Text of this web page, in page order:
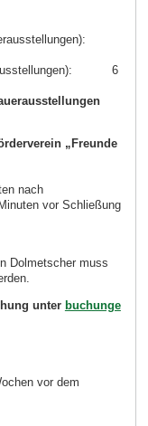
6
„Freunde
nach
vor Schließung
Dolmetscher muss
unter buchunge
vor dem